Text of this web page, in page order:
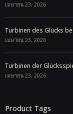
เมษายน 23, 2026
Turbinen des Glücks
เมษายน 23, 2026
Turbinen der
เมษายน 23, 2026
Product Tags